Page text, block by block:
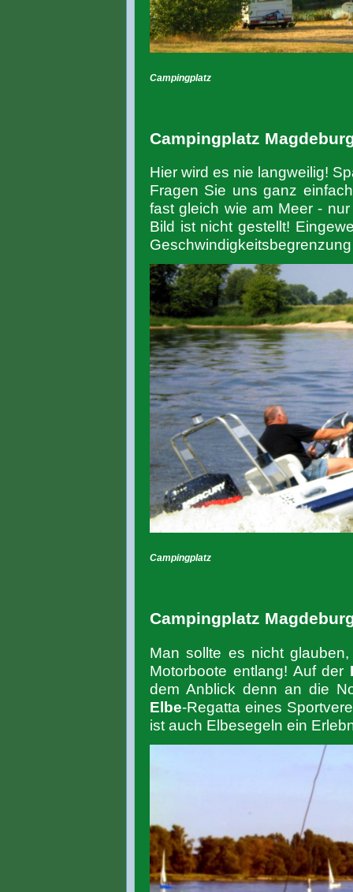
Campingplatz
Campingplatz
Hier wird es nie langweilig!
Fragen Sie uns ganz
fast gleich wie am Meer -
Bild ist nicht gestellt!
Campingplatz
Campingplatz
Man sollte es nicht
Motorboote entlang! Auf der
dem Anblick denn an die
Elbe-Regatta eines
ist auch Elbesegeln ein